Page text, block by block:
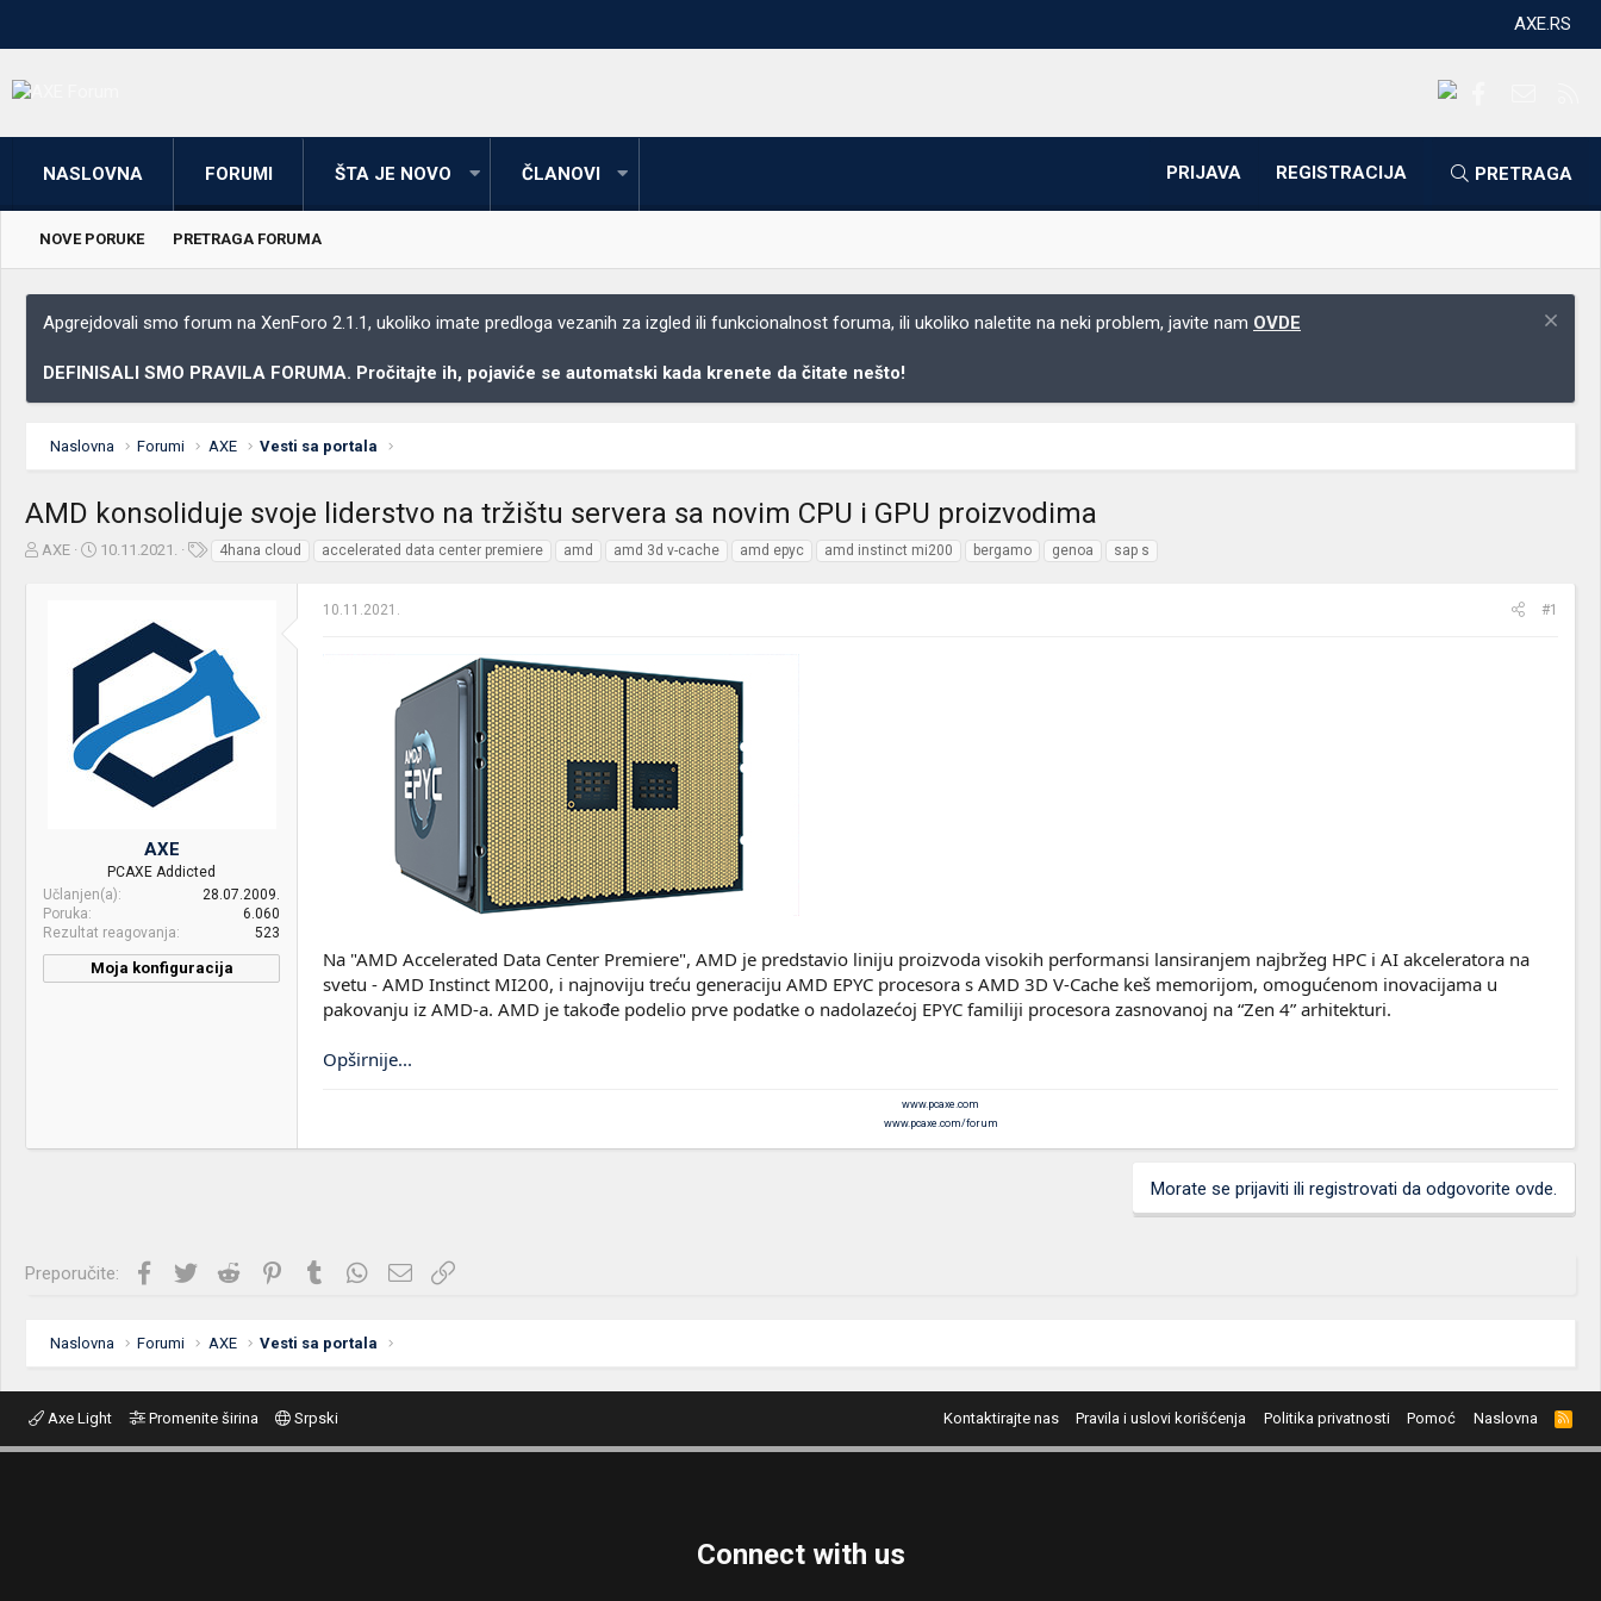
AXE.RS
NASLOVNA FORUMI ŠTA JE NOVO ČLANOVI PRIJAVA REGISTRACIJA PRETRAGA
NOVE PORUKE PRETRAGA FORUMA
Apgrejdovali smo forum na XenForo 2.1.1, ukoliko imate predloga vezanih za izgled ili funkcionalnost foruma, ili ukoliko naletite na neki problem, javite nam OVDE
DEFINISALI SMO PRAVILA FORUMA. Pročitajte ih, pojaviće se automatski kada krenete da čitate nešto!
Naslovna Forumi AXE Vesti sa portala
AMD konsoliduje svoje liderstvo na tržištu servera sa novim CPU i GPU proizvodima
Z
AXE
D
p
o
e
t
a
10.11.2021.
e
4hana cloud accelerated data center premiere amd amd 3d v-cache amd epyc amd instinct mi200 bergamo genoa sap s
AXE
PCAXE Addicted
Učlanjen(a)
28.07.2009.
Poruka
6.060
Rezultat reagovanja
523
Moja konfiguracija
10.11.2021. #1
Na "AMD Accelerated Data Center Premiere", AMD je predstavio liniju proizvoda visokih performansi lansiranjem najbržeg HPC i AI akceleratora na
svetu - AMD Instinct MI200, i najnoviju treću generaciju AMD EPYC procesora s AMD 3D V-Cache keš memorijom, omogućenom inovacijama u
pakovanju iz AMD-a. AMD je takođe podelio prve podatke o nadolazećoj EPYC familiji procesora zasnovanoj na “Zen 4” arhitekturi.
Opširnije...
www.pcaxe.com
www.pcaxe.com/forum
Morate se prijaviti ili registrovati da odgovorite ovde.
Preporučite: Facebook
Twitter Reddit PinterestTumblrWhatsApp
Imejl Link
Naslovna Forumi AXE Vesti sa portala
Axe Light Promenite širina Srpski Kontaktirajte nas Pravila i uslovi korišćenja Politika privatnosti Pomoć Naslovna
R
S
S
Connect with us